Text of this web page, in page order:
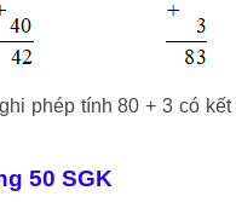
phép tính 80 + 3 có
50 SGK